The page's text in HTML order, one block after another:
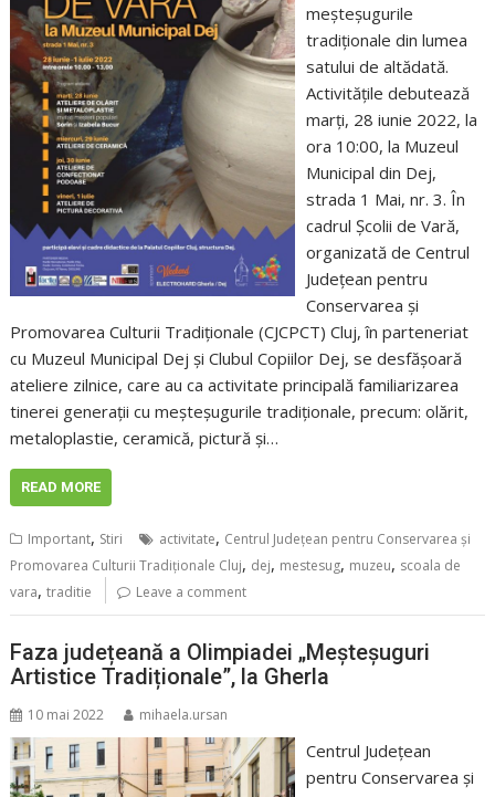
meșteșugurile
tradiționale din lumea
satului de altădată.
Activitățile debutează
marți, 28 iunie 2022, la
ora 10:00, la Muzeul
Municipal din Dej,
strada 1 Mai, nr. 3. În
cadrul Școlii de Vară,
organizată de Centrul
Județean pentru
Conservarea și
Promovarea Culturii Tradiționale (CJCPCT) Cluj, în parteneriat
cu Muzeul Municipal Dej și Clubul Copiilor Dej, se desfășoară
ateliere zilnice, care au ca activitate principală familiarizarea
tinerei generații cu meșteșugurile tradiționale, precum: olărit,
metaloplastie, ceramică, pictură și…
READ MORE
Important, Stiri activitate, Centrul Județean pentru Conservarea și
Promovarea Culturii Tradiționale Cluj, dej, mestesug, muzeu, scoala de
vara,traditie Leave a comment
Faza județeană a Olimpiadei „Meșteșuguri
Artistice Tradiționale”, la Gherla
10 mai 2022 mihaela.ursan
Centrul Judeţean
pentru Conservarea şi